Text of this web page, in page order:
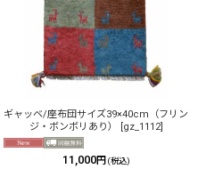
ギャッベ/座布団サイズ39×40cm（フリン
ジ・ボンボリあり）
gz_1112]
11,000円 (税込)